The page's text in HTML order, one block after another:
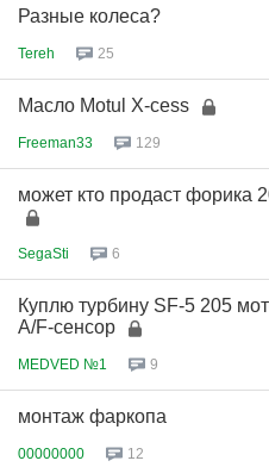
Разные колеса?
Tereh 25
Масло Motul X-cess
Freeman33 129
может кто продаст форика
SegaSti 6
Куплю турбину SF-5 205
A/F-сенсор
MEDVED №1 9
монтаж фаркопа
00000000 12